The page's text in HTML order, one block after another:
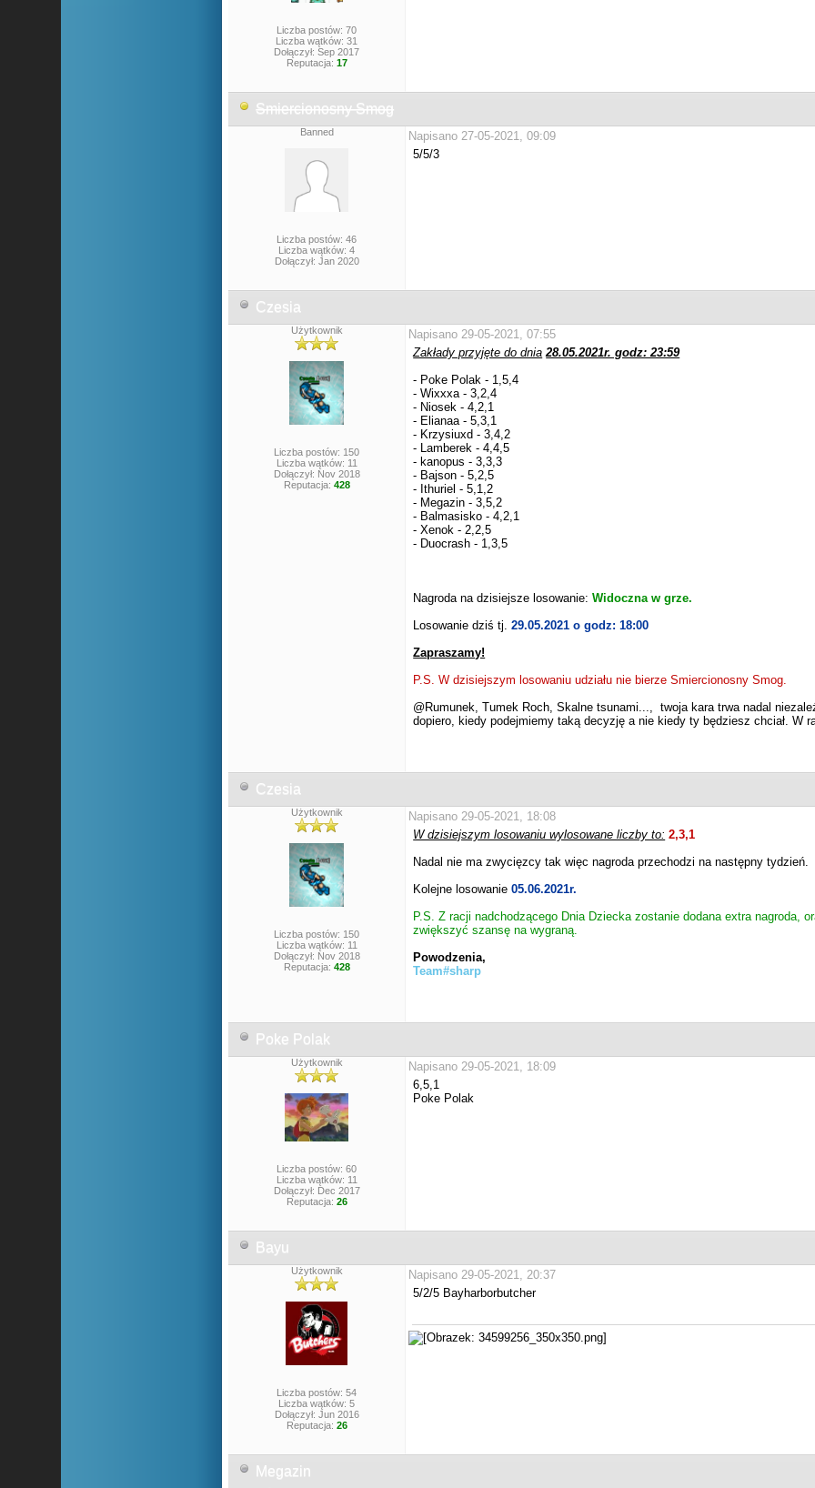
Liczba postów: 70
Liczba wątków: 31
Dołączył: Sep 2017
Reputacja: 17
Smiercionosny Smog
Banned
Liczba postów: 46
Liczba wątków: 4
Dołączył: Jan 2020
Napisano 27-05-2021, 09:09
5/5/3
Czesia
Użytkownik
Liczba postów: 150
Liczba wątków: 11
Dołączył: Nov 2018
Reputacja: 428
Napisano 29-05-2021, 07:55
Zakłady przyjęte do dnia 28.05.2021r. godz: 23:59
- Poke Polak - 1,5,4
- Wixxxa - 3,2,4
- Niosek - 4,2,1
- Elianaa - 5,3,1
- Krzysiuxd - 3,4,2
- Lamberek - 4,4,5
- kanopus - 3,3,3
- Bajson - 5,2,5
- Ithuriel - 5,1,2
- Megazin - 3,5,2
- Balmasisko - 4,2,1
- Xenok - 2,2,5
- Duocrash - 1,3,5
Nagroda na dzisiejsze losowanie:Widoczna w grze.
Losowanie dziś tj.29.05.2021 o godz: 18:00
Zapraszamy!
P.S. W dzisiejszym losowaniu udziału nie bierze Smiercionosny Smog.
@Rumunek, Tumek Roch, Skalne tsunami..., twoja kara trwa nadal
dopiero, kiedy podejmiemy taką decyzję a nie kiedy ty będziesz chciał. W
Czesia
Użytkownik
Liczba postów: 150
Liczba wątków: 11
Dołączył: Nov 2018
Reputacja: 428
Napisano 29-05-2021, 18:08
W dzisiejszym losowaniu wylosowane liczby to: 2,3,1
Nadal nie ma zwycięzcy tak więc nagroda przechodzi na następny tydzień.
Kolejne losowanie05.06.2021r.
P.S. Z racji nadchodzącego Dnia Dziecka zostanie dodana extra nagroda,
zwiększyć szansę na wygraną.
Powodzenia,
Team#sharp
Poke Polak
Użytkownik
Liczba postów: 60
Liczba wątków: 11
Dołączył: Dec 2017
Reputacja: 26
Napisano 29-05-2021, 18:09
6,5,1
Poke Polak
Bayu
Użytkownik
Liczba postów: 54
Liczba wątków: 5
Dołączył: Jun 2016
Reputacja: 26
Napisano 29-05-2021, 20:37
5/2/5 Bayharborbutcher
Megazin